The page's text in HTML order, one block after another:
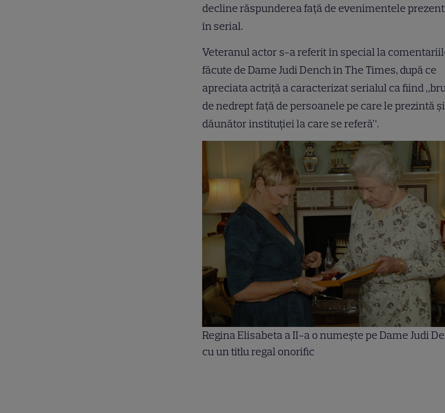
decline răspunderea față de evenimentele
în serial.
Veteranul actor s-a referit în special la
făcute de Dame Judi Dench în The Times, după ce
apreciata actriță a caracterizat serialul ca fiind
de nedrept față de persoanele pe care le prezintă și
dăunător instituției la care se referă”.
Regina Elisabeta a II-a o numește pe Dame Judi
cu un titlu regal onorific